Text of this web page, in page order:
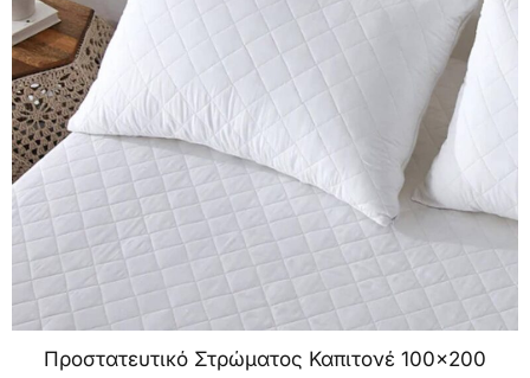
Προστατευτικό Στρώματος Καπιτονέ 100×200